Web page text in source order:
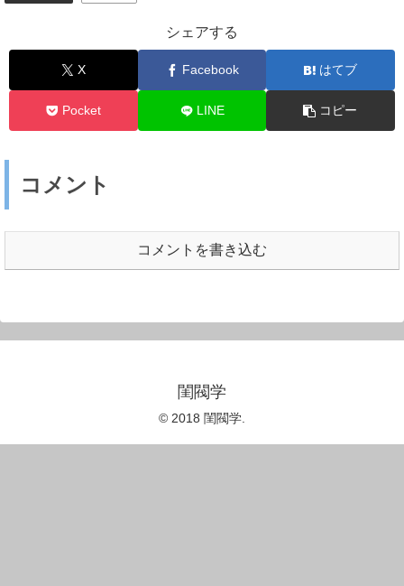
シェアする
X Facebook はてブ
Pocket LINE コピー
コメント
コメントを書き込む
閨閥学
© 2018 閨閥学.